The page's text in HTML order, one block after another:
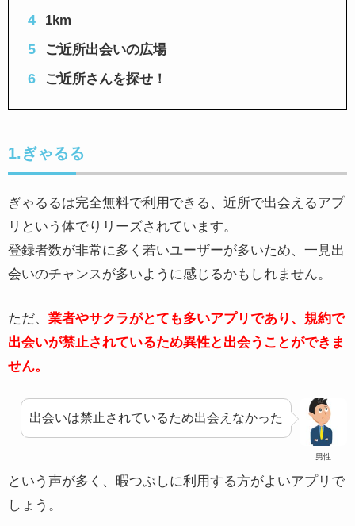
1km
ご近所出会いの広場
ご近所さんを探せ！
1.ぎゃるる
ぎゃるるは完全無料で利用できる、近所で出会えるアプ
リという体でりリーズされています。
登録者数が非常に多く若いユーザーが多いため、一見出
会いのチャンスが多いように感じるかもしれません。
ただ、 業者やサクラがとても多いアプリであり、規約で
出会いが禁止されているため異性と出会うことができま
せん。
男性
出会いは禁止されているため出会えなかった
という声が多く、暇つぶしに利用する方がよいアプリで
しょう。